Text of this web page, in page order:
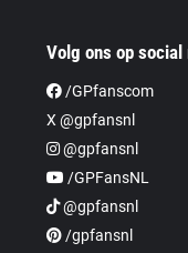
Volg ons op social
/GPfanscom
X @gpfansnl
@gpfansnl
/GPFansNL
@gpfansnl
/gpfansnl